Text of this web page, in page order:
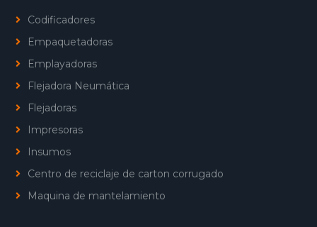
Codificadores
Empaquetadoras
Emplayadoras
Flejadora Neumática
Flejadoras
Impresoras
Insumos
Centro de reciclaje de carton corrugado
Maquina de mantelamiento